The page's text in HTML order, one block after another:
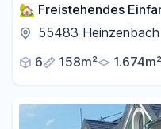
🏡 Freistehendes
Scheune auf 1.674 m²
55483 Heinzenbach
6
158m² 1.674m²